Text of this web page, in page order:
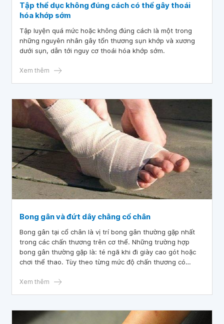
Tập thể dục không đúng cách có thể gây thoái
hóa khớp sớm
Tập luyện quá mức hoặc không đúng cách là một trong
những nguyên nhân gây tổn thương sụn khớp và xương
dưới sụn, dẫn tới nguy cơ thoái hóa khớp sớm.
Xem thêm
Bong gân và đứt dây chằng cổ chân
Bong gân tại cổ chân là vị trí bong gân thường gặp nhất
trong các chấn thương trên cơ thể. Những trường hợp
bong gân thường gặp là: té ngã khi đi giày cao gót hoặc
chơi thể thao. Tùy theo từng mức độ chấn thương có
nhà, nhưng đối với những trường hợp chấn thương nặng là
Xem thêm